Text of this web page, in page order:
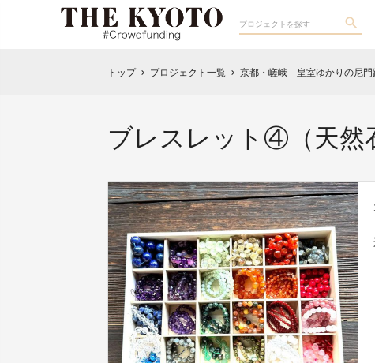
トップ chevron_right プロジェクト一覧 chevron_right 京都・嵯峨 皇室ゆかりの尼
ブレスレット④（天